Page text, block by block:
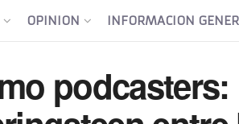
OPINION INFORMACION
podcasters: